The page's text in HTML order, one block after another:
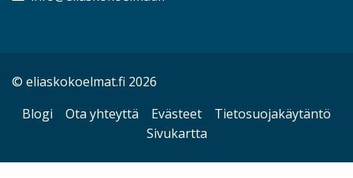
© eliaskokoelmat.fi 2026
Blogi
Ota yhteyttä Evästeet
Tietosuojakäytäntö
Sivukartta